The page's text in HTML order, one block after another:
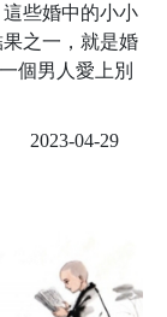
些婚中的小小
之一，就是婚
個男人愛上別
2023-04-29